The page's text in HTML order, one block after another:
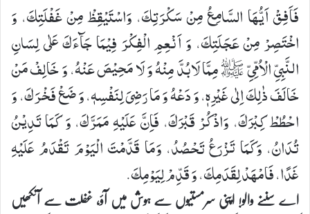
فَاَفِقْ اَیُّهَا السَّامِعُ مِنْ سَكْرَتِكَ، وَاسْتَیْقِظْ مِنْ غَفْلَتِكَ، وَ
اخْتَصِرْ مِنْ عَجَلَتِكَ، وَ اَنْعِمِ الْفِكْرَ فِیْمَا جَآءَكَ عَلٰی لِسَانِ
النَّبِیِّ الْاُمِّیِّ- ﷺ- مِمَّا لَابُدَّ مِنْهُ وَ لَا مَحِیْصَ عَنْهُ، وَ خَالِفْ مَنْ
خَالَفَ ذٰلِكَ اِلٰی غَیْرِهٖ، وَ دَعْهُ وَ مَا رَضِیَ لِنَفْسِهٖ، وَ ضَعْ فَخْرَكَ، وَ
احْطُطْ كِبْرَكَ، وَاذْكُرْ قَبْرَكَ، فَاِنَّ عَلَیْهِ مَمَرَّكَ، وَ كَمَا تَدِیْنُ
تُدَانُ، وَكَمَا تَزْرَعُ تَحْصُدُ، وَمَا قَدَّمْتَ الْیَوْمَ تَقْدَمُ عَلَیْهِ
غَدًا، فَامْهَدْ لِقَدَمِكَ، وَ قَدِّمْ لِیَوْمِكَ.
اے سننے والو! اپنی سرمستیوں سے ہوش میں آؤ، غفلت سے آنکھیں